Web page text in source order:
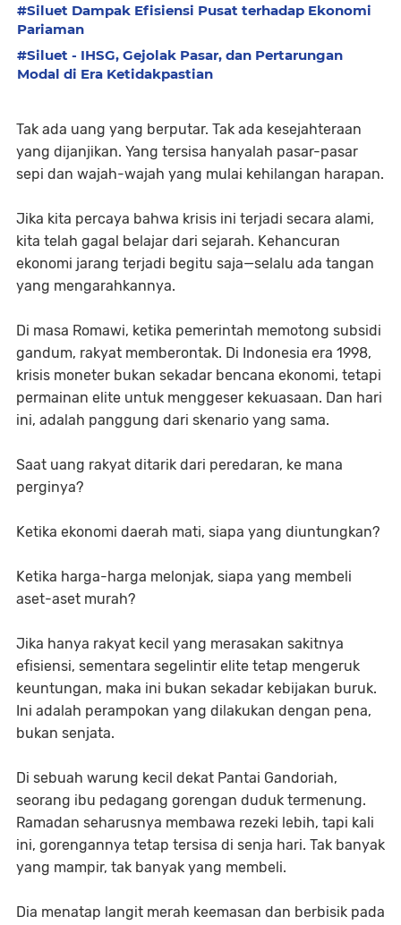
#Siluet Dampak Efisiensi Pusat terhadap Ekonomi
Pariaman
#Siluet - IHSG, Gejolak Pasar, dan Pertarungan
Modal di Era Ketidakpastian
Tak ada uang yang berputar. Tak ada kesejahteraan
yang dijanjikan. Yang tersisa hanyalah pasar-pasar
sepi dan wajah-wajah yang mulai kehilangan harapan.
Jika kita percaya bahwa krisis ini terjadi secara alami,
kita telah gagal belajar dari sejarah. Kehancuran
ekonomi jarang terjadi begitu saja—selalu ada tangan
yang mengarahkannya.
Di masa Romawi, ketika pemerintah memotong subsidi
gandum, rakyat memberontak. Di Indonesia era 1998,
krisis moneter bukan sekadar bencana ekonomi, tetapi
permainan elite untuk menggeser kekuasaan. Dan hari
ini, adalah panggung dari skenario yang sama.
Saat uang rakyat ditarik dari peredaran, ke mana
perginya?
Ketika ekonomi daerah mati, siapa yang diuntungkan?
Ketika harga-harga melonjak, siapa yang membeli
aset-aset murah?
Jika hanya rakyat kecil yang merasakan sakitnya
efisiensi, sementara segelintir elite tetap mengeruk
keuntungan, maka ini bukan sekadar kebijakan buruk.
Ini adalah perampokan yang dilakukan dengan pena,
bukan senjata.
Di sebuah warung kecil dekat Pantai Gandoriah,
seorang ibu pedagang gorengan duduk termenung.
Ramadan seharusnya membawa rezeki lebih, tapi kali
ini, gorengannya tetap tersisa di senja hari. Tak banyak
yang mampir, tak banyak yang membeli.
Dia menatap langit merah keemasan dan berbisik pada